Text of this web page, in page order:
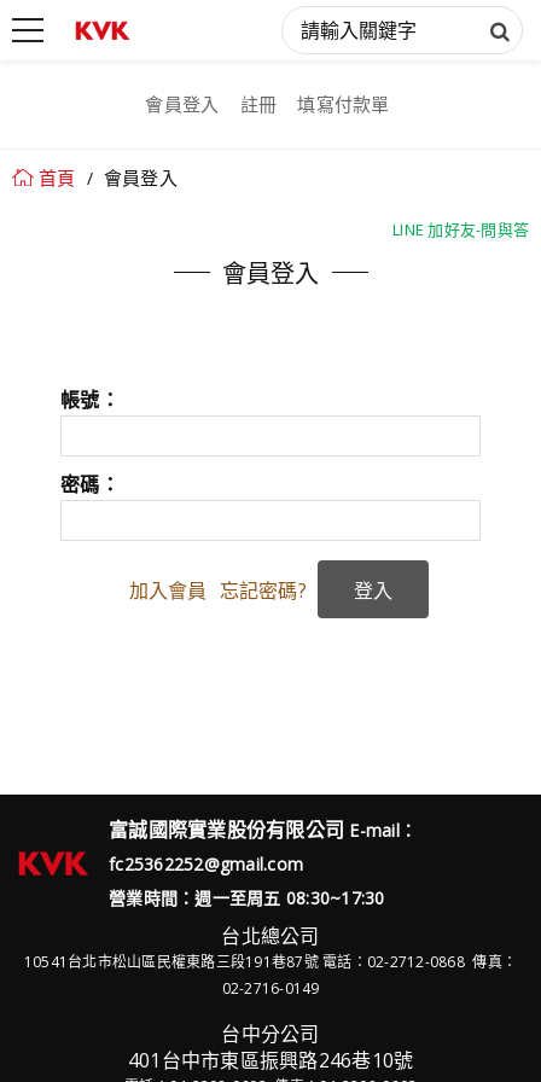
會員登入 註冊 填寫付款單
首頁 會員登入
LINE 加好友-問與答
會員登入
帳號：
密碼：
加入會員 忘記密碼?
富誠國際實業股份有限公司 E-mail：
fc25362252@gmail.com
營業時間：週一至周五 08:30~17:30
台北總公司
10541台北市松山區民權東路三段191巷87號電話：02-2712-0868 傳真：
02-2716-0149
台中分公司
401台中市東區振興路246巷10號